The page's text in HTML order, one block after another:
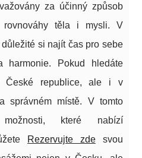
za účinný způsob
rovnováhy těla i mysli. V
si najít čas pro sebe
Pokud hledáte
České republice, ale i v
správném místě. V tomto
které nabízí
Rezervujte zdesvou